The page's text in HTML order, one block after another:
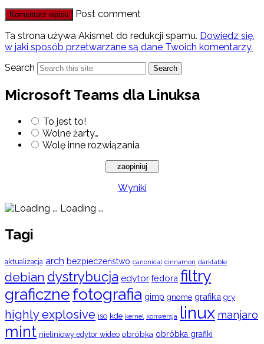
Post comment
Ta strona używa Akismet do redukcji spamu. Dowiedz się,
w jaki sposób przetwarzane są dane Twoich komentarzy.
Search
Search
Microsoft Teams dla Linuksa
To jest to!
Wolne żarty…
Wolę inne rozwiązania
Wyniki
Loading ...
Tagi
aktualizacja arch bezpieczeństwo canonical cinnamon darktable
debian dystrybucja edytor fedora filtry
graficznefotografia gimp gnome grafika gry
highly explosive iso kde kernel konwersja linux manjaro
mint nieliniowy edytor wideo obróbka obróbka grafiki